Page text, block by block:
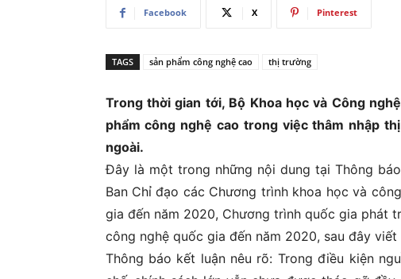
H
Ủ
Facebook X Pinterest
TAGS sản phẩm công nghệ cao thị trường
Trong thời gian tới, Bộ Khoa học và Công
phẩm công nghệ cao trong việc thâm nhập
ngoài.
Đây là một trong những nội dung tại Thông
Ban Chỉ đạo các Chương trình khoa học và
gia đến năm 2020, Chương trình quốc gia phát
công nghệ quốc gia đến năm 2020, sau đây
Thông báo kết luận nêu rõ: Trong điều kiện